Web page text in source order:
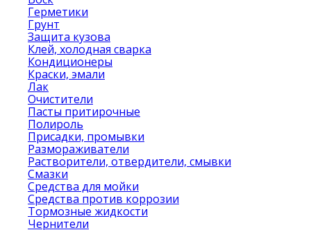
Герметики
Грунт
Защита кузова
Клей, холодная сварка
Кондиционеры
Краски, эмали
Лак
Очистители
Пасты притирочные
Полироль
Присадки, промывки
Размораживатели
Растворители, отвердители, смывки
Смазки
Средства для мойки
Средства против коррозии
Тормозные жидкости
Чернители